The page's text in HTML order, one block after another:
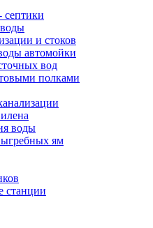
септики
и стоков
автомойки
вод
полками
воды
ям
станции